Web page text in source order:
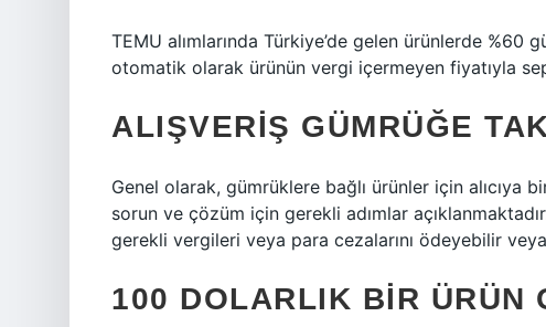
TEMU alımlarında Türkiye’de gelen ürünlerde %60
otomatik olarak ürünün vergi içermeyen fiyatıyla
ALIŞVERIŞ GÜMRÜĞE
Genel olarak, gümrüklere bağlı ürünler için
sorun ve çözüm için gerekli adımlar
gerekli vergileri veya para cezalarını ödeyebilir
100 DOLARLIK BIR ÜRÜN